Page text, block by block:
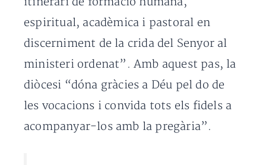
espiritual, acadèmica i pastoral en
discerniment de la crida del Senyor al
ministeri ordenat”. Amb aquest pas, la
diòcesi “dóna gràcies a Déu pel do de
les vocacions i convida tots els fidels a
acompanyar-los amb la pregària”.